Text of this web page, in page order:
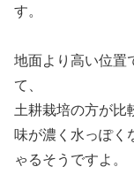
す。
地面より高い位置
て、
土耕栽培の方が比
味が濃く水っぽく
ゃるそうですよ。